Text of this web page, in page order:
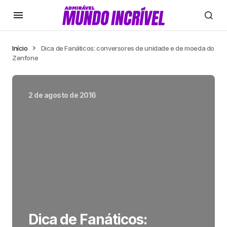
Início
Dica de Fanáticos: conversores de unidade e de moeda do
Zenfone
2 de agosto de 2016
Dica de Fanáticos: